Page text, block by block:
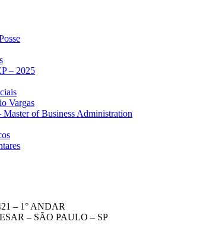
– 2025
Vargas
of Business Administration
– 1° ANDAR
– SÃO PAULO – SP